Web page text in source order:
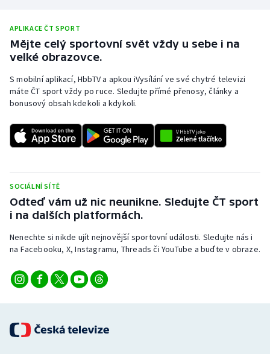
APLIKACE ČT SPORT
Mějte celý sportovní svět vždy u sebe i na
velké obrazovce.
S mobilní aplikací, HbbTV a apkou iVysílání ve své chytré televizi
máte ČT sport vždy po ruce. Sledujte přímé přenosy, články a
bonusový obsah kdekoli a kdykoli.
SOCIÁLNÍ SÍTĚ
Odteď vám už nic neunikne. Sledujte ČT sport
i na dalších platformách.
Nenechte si nikde ujít nejnovější sportovní události. Sledujte nás i
na Facebooku, X, Instagramu, Threads či YouTube a buďte v obraze.